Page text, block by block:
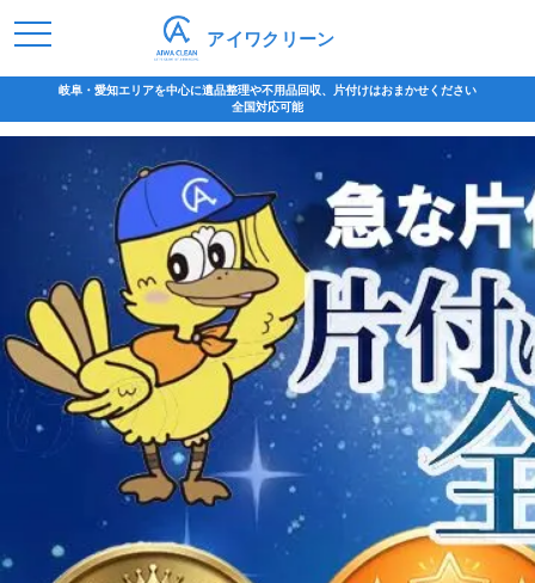
アイワクリーン